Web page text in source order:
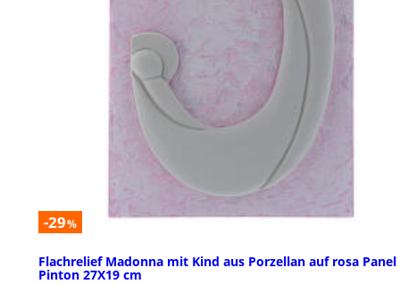
-29%
Flachrelief Madonna mit Kind aus Porzellan auf rosa Panel
Pinton 27X19 cm